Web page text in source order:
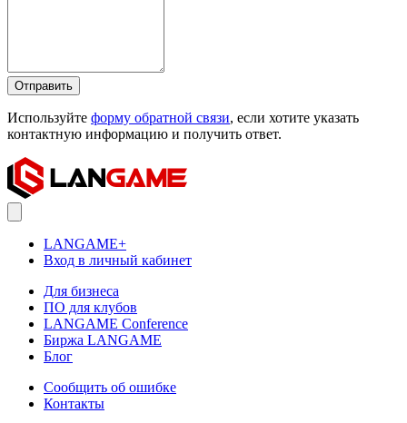
Отправить
Используйте форму обратной связи, если хотите указать
контактную информацию и получить ответ.
LANGAME+
Вход в личный кабинет
Для бизнеса
ПО для клубов
LANGAME Conference
Биржа LANGAME
Блог
Сообщить об ошибке
Контакты